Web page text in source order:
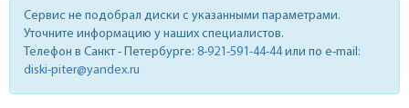
Сервис не подобрал диски с указанными параметрами.
Уточните информацию у наших специалистов.
Телефон в Санкт - Петербурге: 8-921-591-44-44или по e-mail:
diski-piter@yandex.ru